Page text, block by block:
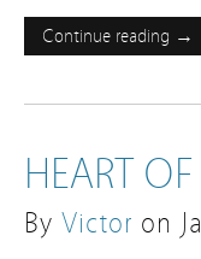
Continue reading →
HEART
By Victor on